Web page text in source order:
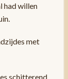
had willen
met
schitterend